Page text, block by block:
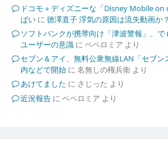
ドコモ＋ディズニーな「Disney Mobile
ぱいに 徳澤直子 浮気の原因は流失動画か
ソフトバンクが携帯向け「津波警報」、
ユーザーの意識に ペペロミア より
セブン＆アイ、無料公衆無線LAN「セブ
内などで開始に 名無しの権兵衛より
あけてました に さじった より
近況報告に ペペロミア より